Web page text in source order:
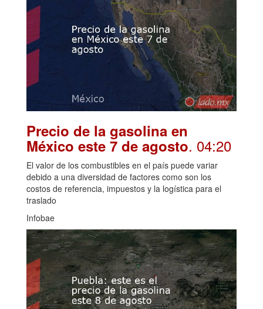
Precio de la gasolina en
México este 7 de agosto. 04:20
El valor de los combustibles en el país puede variar
debido a una diversidad de factores como son los
costos de referencia, impuestos y la logística para el
traslado
Infobae